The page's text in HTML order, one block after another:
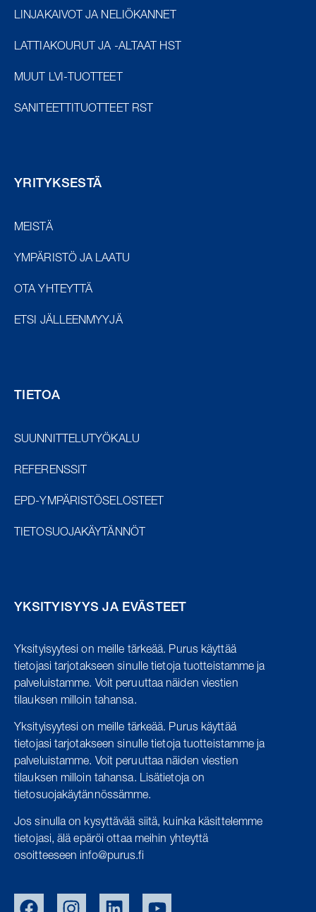
LINJAKAIVOT JA NELIÖKANNET
LATTIAKOURUT JA -ALTAAT HST
MUUT LVI-TUOTTEET
SANITEETTITUOTTEET RST
YRITYKSESTÄ
MEISTÄ
YMPÄRISTÖ JA LAATU
OTA YHTEYTTÄ
ETSI JÄLLEENMYYJÄ
TIETOA
SUUNNITTELUTYÖKALU
REFERENSSIT
EPD-YMPÄRISTÖSELOSTEET
TIETOSUOJAKÄYTÄNNÖT
YKSITYISYYS JA EVÄSTEET
Yksityisyytesi on meille tärkeää. Purus käyttää
tietojasi tarjotakseen sinulle tietoja tuotteistamme ja
palveluistamme. Voit peruuttaa näiden viestien
tilauksen milloin tahansa.
Yksityisyytesi on meille tärkeää. Purus käyttää
tietojasi tarjotakseen sinulle tietoja tuotteistamme ja
palveluistamme. Voit peruuttaa näiden viestien
tilauksen milloin tahansa. Lisätietoja on
tietosuojakäytännössämme.
Jos sinulla on kysyttävää siitä, kuinka käsittelemme
tietojasi, älä epäröi ottaa meihin yhteyttä
osoitteeseen info@purus.fi